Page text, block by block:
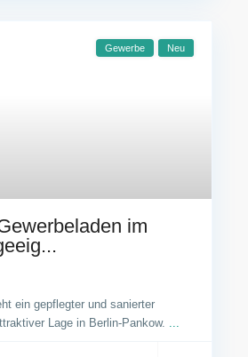
Gewerbe Neu
im
ein gepflegter und sanierter
Lage in Berlin-Pankow. ...